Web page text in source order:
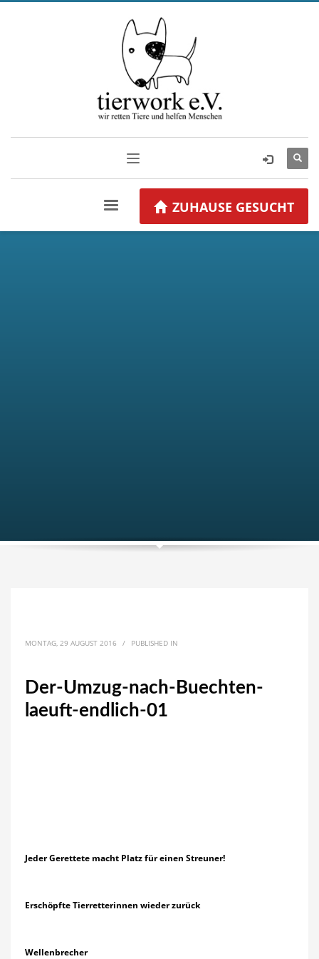
ZUHAUSE GESUCHT
MONTAG, 29 AUGUST 2016 / PUBLISHED IN
Der-Umzug-nach-Buechten-
laeuft-endlich-01
Jeder Gerettete macht Platz für einen Streuner!
Erschöpfte Tierretterinnen wieder zurück
Wellenbrecher